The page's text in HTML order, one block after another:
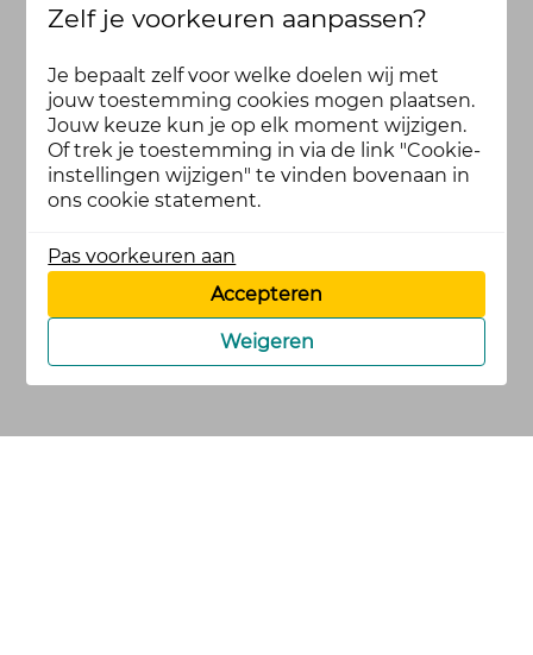
Zelf je voorkeuren aanpassen?
Je bepaalt zelf voor welke doelen wij met
jouw toestemming cookies mogen plaatsen.
Jouw keuze kun je op elk moment wijzigen.
Of trek je toestemming in via de link "Cookie-
instellingen wijzigen" te vinden bovenaan in
ons cookie statement.
Pas voorkeuren aan
Accepteren
Weigeren